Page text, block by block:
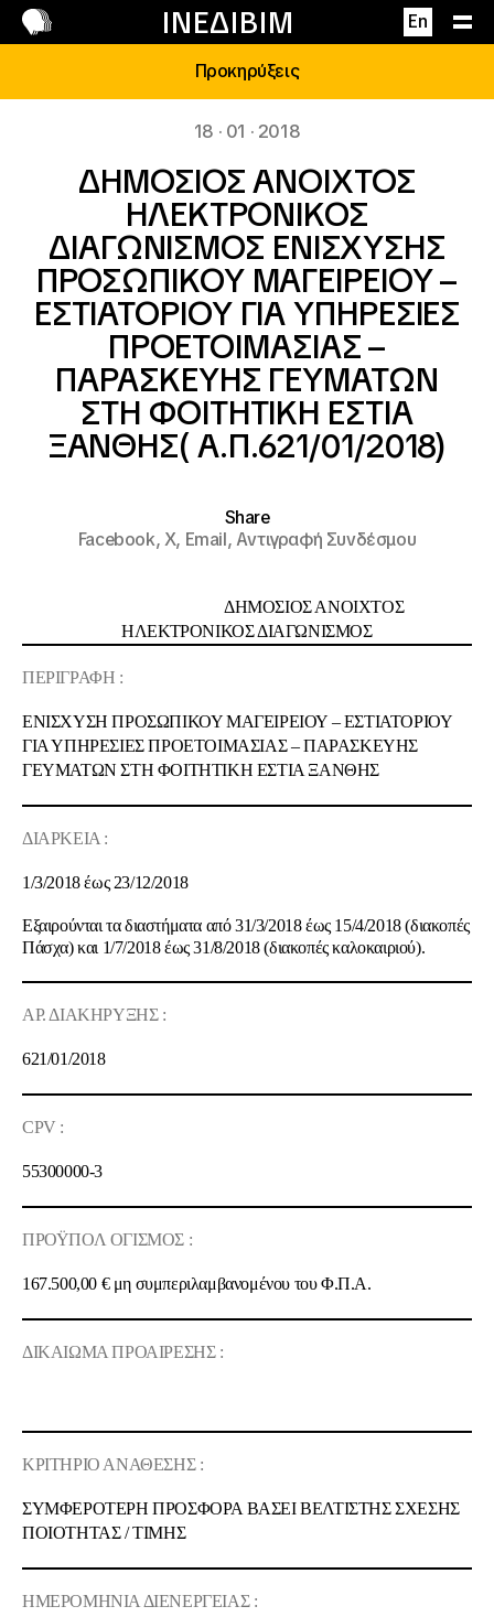
ΙΝΕΔΙΒΙΜ En
Επικοινωνία
Προκηρύξεις
18 · 01 · 2018
ΔΗΜΟΣΙΟΣ ΑΝΟΙΧΤΟΣ
ΗΛΕΚΤΡΟΝΙΚΟΣ
ΔΙΑΓΩΝΙΣΜΟΣ ΕΝΙΣΧΥΣΗΣ
ΠΡΟΣΩΠΙΚΟΥ ΜΑΓΕΙΡΕΙΟΥ –
ΕΣΤΙΑΤΟΡΙΟΥ ΓΙΑ ΥΠΗΡΕΣΙΕΣ
ΠΡΟΕΤΟΙΜΑΣΙΑΣ –
ΠΑΡΑΣΚΕΥΗΣ ΓΕΥΜΑΤΩΝ
ΣΤΗ ΦΟΙΤΗΤΙΚΗ ΕΣΤΙΑ
ΞΑΝΘΗΣ( Α.Π.621/01/2018)
Share
Facebook,X, Email,Αντιγραφή Συνδέσμου
ΔΗΜΟΣΙΟΣ ΑΝΟΙΧΤΟΣ
ΗΛΕΚΤΡΟΝΙΚΟΣ ΔΙΑΓΩΝΙΣΜΟΣ
ΠΕΡΙΓΡΑΦΗ :
ΕΝΙΣΧΥΣΗ ΠΡΟΣΩΠΙΚΟΥ ΜΑΓΕΙΡΕΙΟΥ – ΕΣΤΙΑΤΟΡΙΟΥ
ΓΙΑ ΥΠΗΡΕΣΙΕΣ ΠΡΟΕΤΟΙΜΑΣΙΑΣ – ΠΑΡΑΣΚΕΥΗΣ
ΓΕΥΜΑΤΩΝ ΣΤΗ ΦΟΙΤΗΤΙΚΗ ΕΣΤΙΑ ΞΑΝΘΗΣ
ΔΙΑΡΚΕΙΑ :
1/3/2018 έως 23/12/2018
Εξαιρούνται τα διαστήματα από 31/3/2018 έως 15/4/2018 (διακοπές
Πάσχα) και 1/7/2018 έως 31/8/2018 (διακοπές καλοκαιριού).
ΑΡ. ΔΙΑΚΗΡΥΞΗΣ :
621/01/2018
CPV :
55300000-3
ΠΡΟΫΠΟΛ ΟΓΙΣΜΟΣ :
167.500,00 € μη συμπεριλαμβανομένου του Φ.Π.Α.
ΔΙΚΑΙΩΜΑ ΠΡΟΑΙΡΕΣΗΣ :
ΚΡΙΤΗΡΙΟ ΑΝΑΘΕΣΗΣ :
ΣΥΜΦΕΡΟΤΕΡΗ ΠΡΟΣΦΟΡΑ ΒΑΣΕΙ ΒΕΛΤΙΣΤΗΣ ΣΧΕΣΗΣ
ΠΟΙOΤΗΤΑΣ / ΤΙΜΗΣ
ΗΜΕΡΟΜΗΝΙΑ ΔΙΕΝΕΡΓΕΙΑΣ :